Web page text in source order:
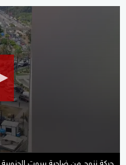
حركة نزوح من ضاحية بيروت الجنوبية